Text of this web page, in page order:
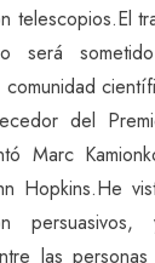
telescopios.El
será
del
Marc
Hopkins.He
las